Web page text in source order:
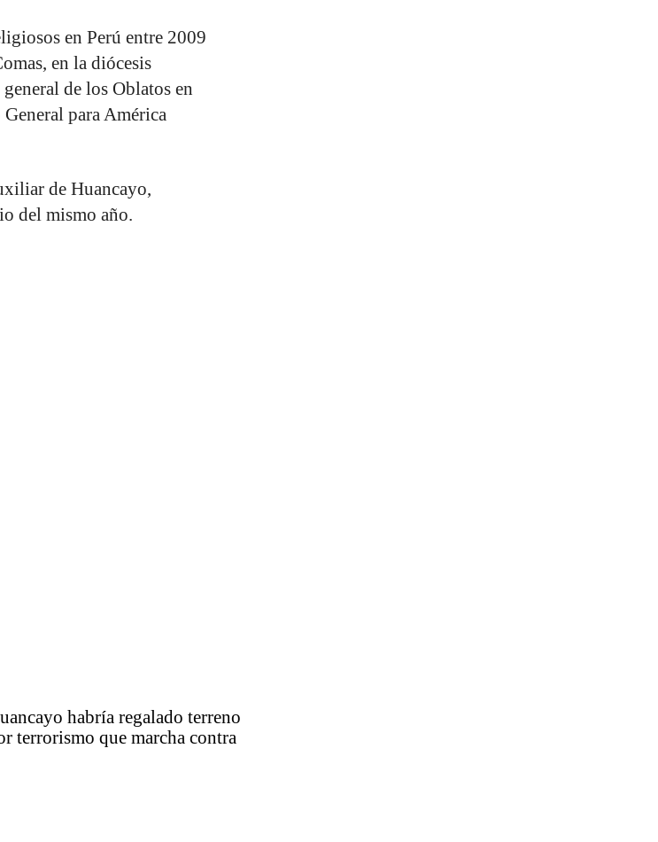
en Perú entre 2009
en la diócesis
de los Oblatos en
para América
de Huancayo,
del mismo año.
habría regalado terreno
terrorismo que marcha contra